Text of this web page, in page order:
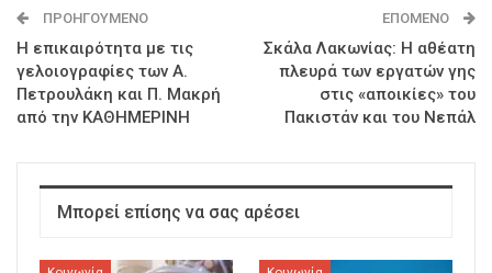
ΠΡΟΗΓΟΎΜΕΝΟ
Η επικαιρότητα με τις
γελοιογραφίες των Α.
Πετρουλάκη και Π. Μακρή
από την ΚΑΘΗΜΕΡΙΝΗ
ΕΠΌΜΕΝΟ
Σκάλα Λακωνίας: Η αθέατη
πλευρά των εργατών γης
στις «αποικίες» του
Πακιστάν και του Νεπάλ
Μπορεί επίσης να σας αρέσει